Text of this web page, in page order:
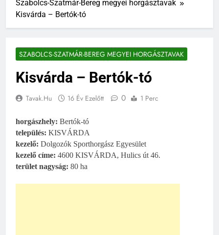
Szabolcs-Szatmár-Bereg megyei horgásztavak
Kisvárda – Bertók-tó
SZABOLCS-SZATMÁR-BEREG MEGYEI HORGÁSZTAVAK
Kisvárda – Bertók-tó
Tavak.hu 16 Év Ezelőtt 0 1 Perc
horgászhely: Bertók-tó
település: KISVÁRDA
kezelő: Dolgozók Sporthorgász Egyesület
kezelő címe: 4600 KISVÁRDA, Hulics út 46.
terület nagyság: 80 ha